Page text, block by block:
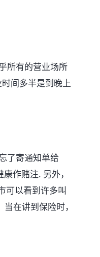
所有的营业场所
间多半是到晚上
了寄通知单给
作赌注. 另外，
可以看到许多叫
在讲到保险时，